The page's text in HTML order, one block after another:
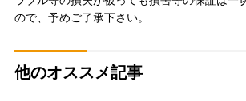
ので、予めご了承下さい。
他のオススメ記事